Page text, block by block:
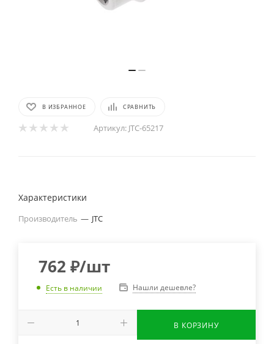
В ИЗБРАННОЕ СРАВНИТЬ
Артикул: JTC-65217
Характеристики
Производитель — JTC
762 ₽/шт
Есть в наличии Нашли дешевле?
В КОРЗИНУ